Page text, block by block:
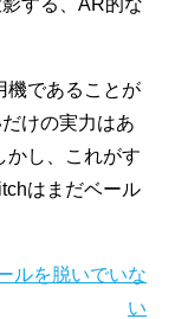
機であることが
けの実力はあ
かし、これがす
はまだベール
ルを脱いでいな
い